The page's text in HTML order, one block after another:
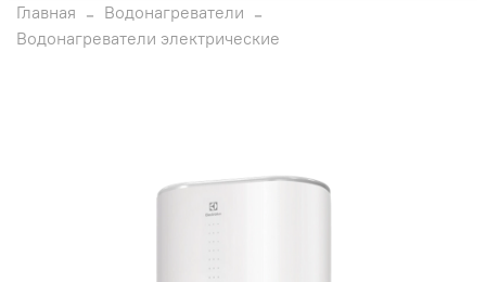
Главная
Водонагреватели
Водонагреватели электрические